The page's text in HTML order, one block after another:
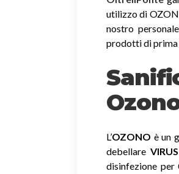
utilizzo di
nostro
prodotti di prima
L’OZONO è un
debellare
disinfezione per